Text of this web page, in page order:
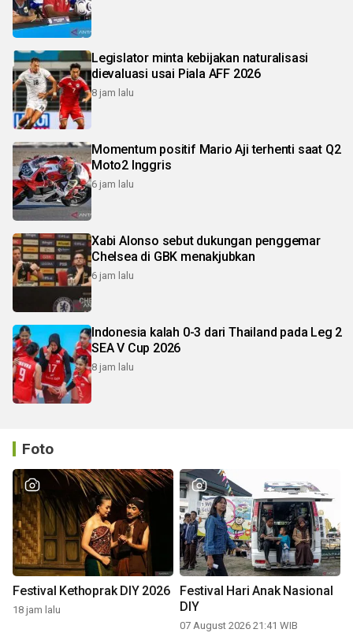
Legislator minta kebijakan naturalisasi
dievaluasi usai Piala AFF 2026
8 jam lalu
Momentum positif Mario Aji terhenti saat Q2
Moto2 Inggris
6 jam lalu
Xabi Alonso sebut dukungan penggemar
Chelsea di GBK menakjubkan
6 jam lalu
Indonesia kalah 0-3 dari Thailand pada Leg 2
SEA V Cup 2026
8 jam lalu
Foto
Festival Kethoprak DIY 2026
18 jam lalu
Festival Hari Anak Nasional
DIY
07 August 2026 21:41 WIB